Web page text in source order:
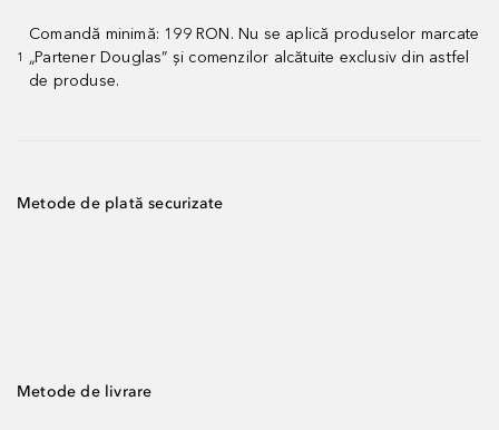
1
Comandă minimă: 199 RON. Nu se aplică produselor marcate
„Partener Douglas” și comenzilor alcătuite exclusiv din astfel
de produse.
Metode de plată securizate
Metode de livrare